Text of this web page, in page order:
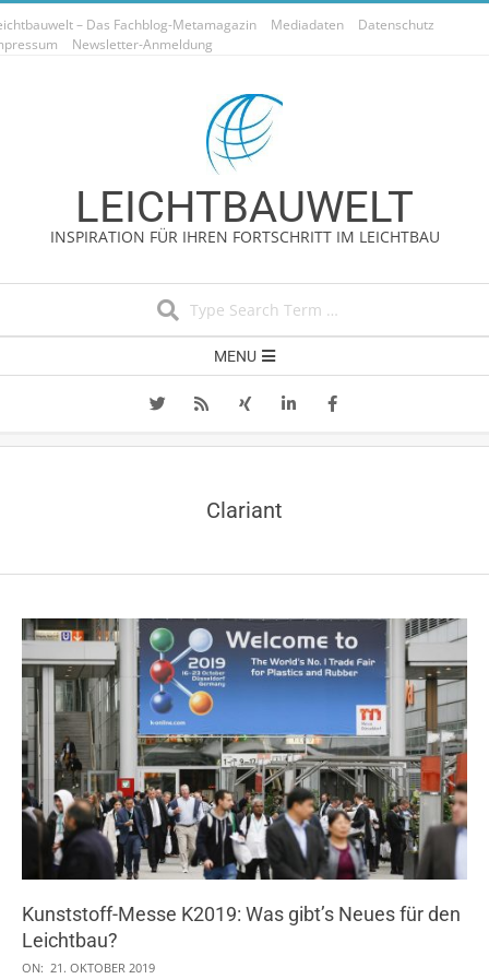
Skip
to
– Das Fachblog-Metamagazin Mediadaten
Datenschutz
Newsletter-Anmeldung
LEICHTBAUWELT
INSPIRATION FÜR IHREN FORTSCHRITT IM LEICHTBAU
Navigation
MENU
Clariant
Kunststoff-Messe K2019: Was gibt’s Neues für den
Leichtbau?
2019-
ON: 21. OKTOBER 2019